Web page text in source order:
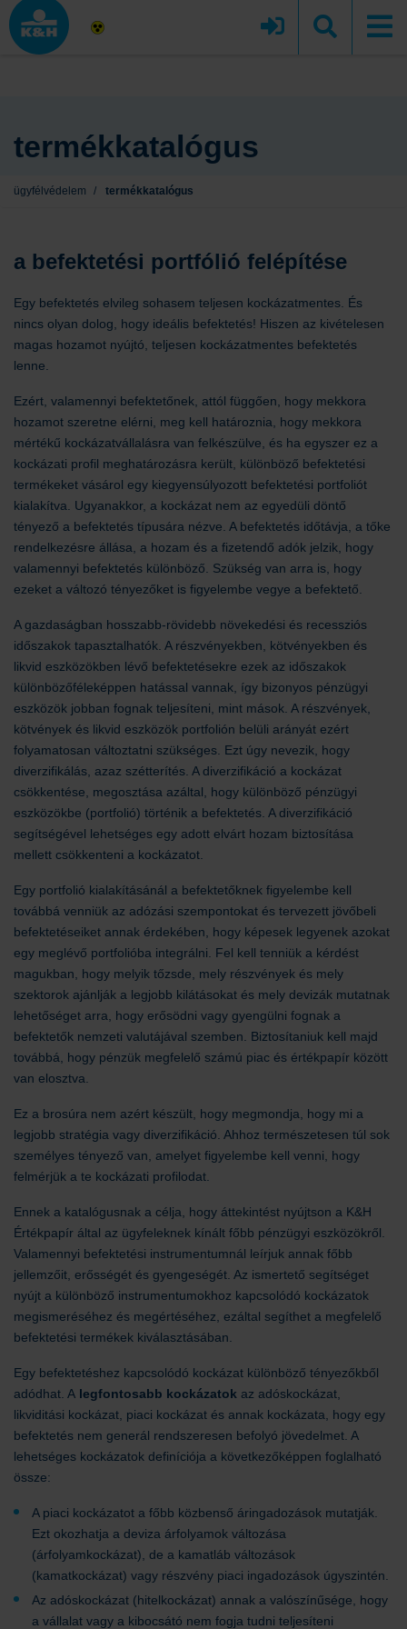
termékkatalógus
ügyfélvédelem / termékkatalógus
a befektetési portfólió felépítése
Egy befektetés elvileg sohasem teljesen kockázatmentes. És
nincs olyan dolog, hogy ideális befektetés! Hiszen az kivételesen
magas hozamot nyújtó, teljesen kockázatmentes befektetés
lenne.
Ezért, valamennyi befektetőnek, attól függően, hogy mekkora
hozamot szeretne elérni, meg kell határoznia, hogy mekkora
mértékű kockázatvállalásra van felkészülve, és ha egyszer ez a
kockázati profil meghatározásra került, különböző befektetési
termékeket vásárol egy kiegyensúlyozott befektetési portfoliót
kialakítva. Ugyanakkor, a kockázat nem az egyedüli döntő
tényező a befektetés típusára nézve. A befektetés időtávja, a tőke
rendelkezésre állása, a hozam és a fizetendő adók jelzik, hogy
valamennyi befektetés különböző. Szükség van arra is, hogy
ezeket a változó tényezőket is figyelembe vegye a befektető.
A gazdaságban hosszabb-rövidebb növekedési és recessziós
időszakok tapasztalhatók. A részvényekben, kötvényekben és
likvid eszközökben lévő befektetésekre ezek az időszakok
különbözőféleképpen hatással vannak, így bizonyos pénzügyi
eszközök jobban fognak teljesíteni, mint mások. A részvények,
kötvények és likvid eszközök portfolión belüli arányát ezért
folyamatosan változtatni szükséges. Ezt úgy nevezik, hogy
diverzifikálás, azaz szétterítés. A diverzifikáció a kockázat
csökkentése, megosztása azáltal, hogy különböző pénzügyi
eszközökbe (portfolió) történik a befektetés. A diverzifikáció
segítségével lehetséges egy adott elvárt hozam biztosítása
mellett csökkenteni a kockázatot.
Egy portfolió kialakításánál a befektetőknek figyelembe kell
továbbá venniük az adózási szempontokat és tervezett jövőbeli
befektetéseiket annak érdekében, hogy képesek legyenek azokat
egy meglévő portfolióba integrálni. Fel kell tenniük a kérdést
magukban, hogy melyik tőzsde, mely részvények és mely
szektorok ajánlják a legjobb kilátásokat és mely devizák mutatnak
lehetőséget arra, hogy erősödni vagy gyengülni fognak a
befektetők nemzeti valutájával szemben. Biztosítaniuk kell majd
továbbá, hogy pénzük megfelelő számú piac és értékpapír között
van elosztva.
Ez a brosúra nem azért készült, hogy megmondja, hogy mi a
legjobb stratégia vagy diverzifikáció. Ahhoz természetesen túl sok
személyes tényező van, amelyet figyelembe kell venni, hogy
felmérjük a te kockázati profilodat.
Ennek a katalógusnak a célja, hogy áttekintést nyújtson a K&H
Értékpapír által az ügyfeleknek kínált főbb pénzügyi eszközökről.
Valamennyi befektetési instrumentumnál leírjuk annak főbb
jellemzőit, erősségét és gyengeségét. Az ismertető segítséget
nyújt a különböző instrumentumokhoz kapcsolódó kockázatok
megismeréséhez és megértéséhez, ezáltal segíthet a megfelelő
befektetési termékek kiválasztásában.
Egy befektetéshez kapcsolódó kockázat különböző tényezőkből
adódhat. A legfontosabb kockázatok az adóskockázat,
likviditási kockázat, piaci kockázat és annak kockázata, hogy egy
befektetés nem generál rendszeresen befolyó jövedelmet. A
lehetséges kockázatok definíciója a következőképpen foglalható
össze:
A piaci kockázatot a főbb közbenső áringadozások mutatják.
Ezt okozhatja a deviza árfolyamok változása
(árfolyamkockázat), de a kamatláb változások
(kamatkockázat) vagy részvény piaci ingadozások úgyszintén.
Az adóskockázat (hitelkockázat) annak a valószínűsége, hogy
a vállalat vagy a kibocsátó nem fogja tudni teljesíteni